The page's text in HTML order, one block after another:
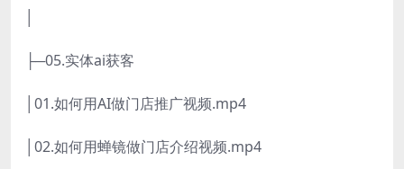
├─05.实体ai获客
│01.如何用AI做门店推广视频.mp4
│02.如何用蝉镜做门店介绍视频.mp4